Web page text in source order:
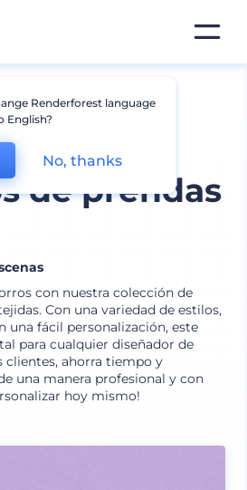
de
de prendas
con nuestra colección de
Con una variedad de estilos,
una fácil personalización, este
para cualquier diseñador de
clientes, ahorra tiempo y
una manera profesional y con
hoy mismo!
Renderforest language
English?
No, thanks